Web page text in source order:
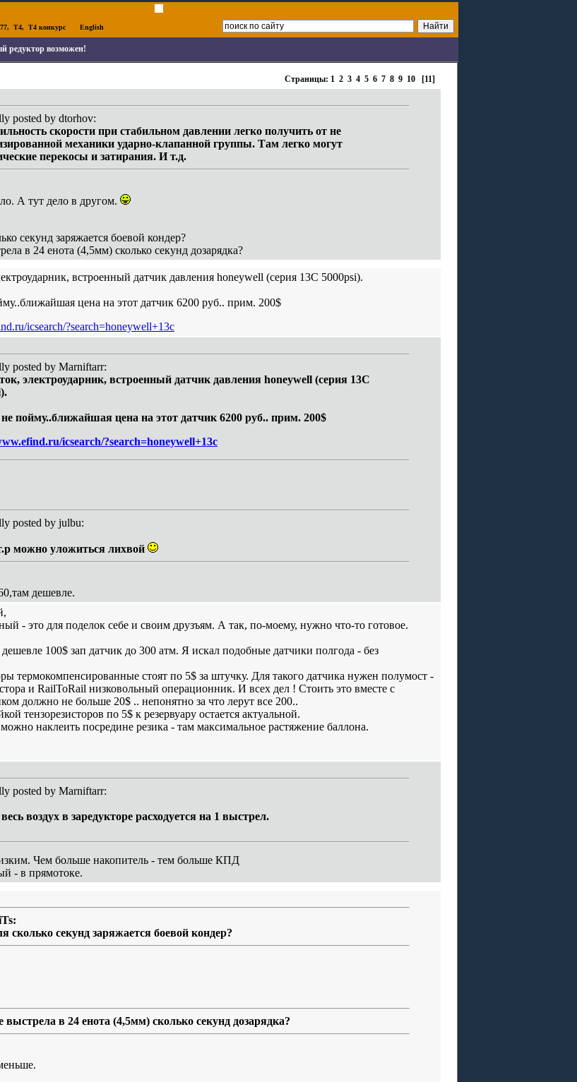
, T4, T4 конкурс English
редуктор возможен!
Страницы: 1 2 3 4 5 6 7 8 9 10 [11]
posted by dtorhov:
скорости при стабильном давлении легко получить от не
механики ударно-клапанной группы. Там легко могут
перекосы и затирания. И т.д.
А тут дело в другом.
секунд заряжается боевой кондер?
в 24 енота (4,5мм) сколько секунд дозарядка?
встроенный датчик давления honeywell (серия 13C 5000psi).
цена на этот датчик 6200 руб.. прим. 200$
icsearch/?search=honeywell+13c
posted by Marniftarr:
электроударник, встроенный датчик давления honeywell (серия 13C
пойму..ближайшая цена на этот датчик 6200 руб.. прим. 200$
icsearch/?search=honeywell+13c
posted by julbu:
можно уложиться лихвой
дешевле.
- это для поделок себе и своим друзъям. А так, по-моему, нужно что-то готовое.
дешевле 100$ зап датчик до 300 атм. Я искал подобные датчики полгода - без
термокомпенсированные стоят по 5$ за штучку. Для такого датчика нужен полумост -
и RailToRail низковольный операционник. И всех дел ! Стоить это вместе с
должно не больше 20$ .. непонятно за что лерут все 200..
тензорезисторов по 5$ к резервуару остается актуальной.
наклеить посредине резика - там максимальное растяжение баллона.
posted by Marniftarr:
воздух в заредукторе расходуется на 1 выстрел.
Чем больше накопитель - тем больше КПД
- в прямотоке.
сколько секунд заряжается боевой кондер?
выстрела в 24 енота (4,5мм) сколько секунд дозарядка?